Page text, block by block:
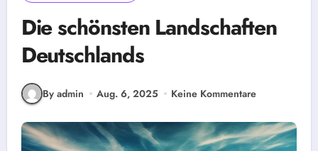
Die schönsten Landschaften
Deutschlands
By admin Aug. 6, 2025 Keine Kommentare